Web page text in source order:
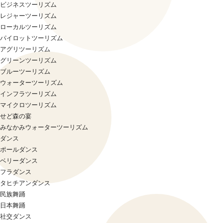
ビジネスツーリズム
レジャーツーリズム
ローカルツーリズム
パイロットツーリズム
アグリツーリズム
グリーンツーリズム
ブルーツーリズム
ウォーターツーリズム
インフラツーリズム
マイクロツーリズム
せど森の宴
みなかみウォーターツーリズム
ダンス
ポールダンス
ベリーダンス
フラダンス
タヒチアンダンス
民族舞踊
日本舞踊
社交ダンス